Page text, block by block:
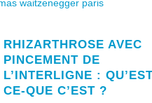
RHIZARTHROSE AVEC
PINCEMENT DE
L’INTERLIGNE :
CE-QUE C’EST ?